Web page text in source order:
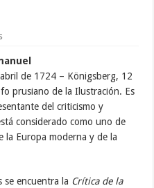
de 1724 – Königsberg, 12
prusiano de la Ilustración. Es
del criticismo y
considerado como uno de
la Europa moderna y de la
se encuentra la Crítica de la